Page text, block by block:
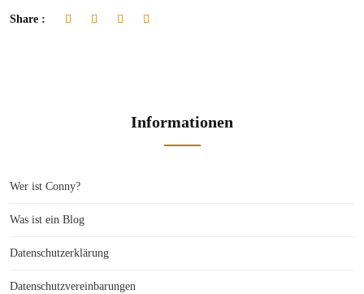
Share :
Informationen
Wer ist Conny?
Was ist ein Blog
Datenschutzerklärung
Datenschutzvereinbarungen